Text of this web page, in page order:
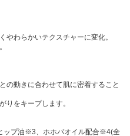
やわらかいテクスチャーに変化。
の動きに合わせて肌に密着すること
りをキープします。
ップ油※3、ホホバオイル配合※4(全